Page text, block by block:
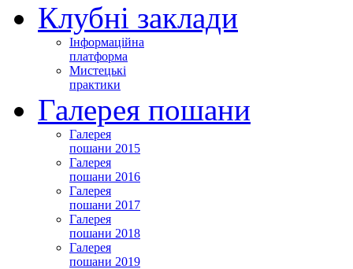
Клубні заклади
Інформаційна
платформа
Мистецькі
практики
Галерея пошани
Галерея
пошани 2015
Галерея
пошани 2016
Галерея
пошани 2017
Галерея
пошани 2018
Галерея
пошани 2019